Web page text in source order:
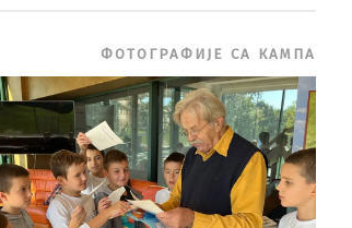
ФОТОГРАФИЈЕ СА КАМПА